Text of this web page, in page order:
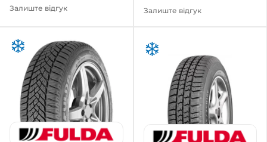
Залиште відгук Залиште відгук